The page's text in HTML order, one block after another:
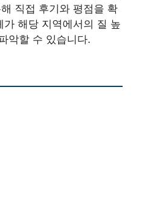
직접 후기와 평점을 확
해당 지역에서의 질 높
악할 수 있습니다.